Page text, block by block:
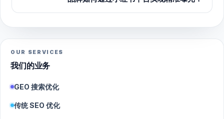
OUR SERVICES
我们的业务
GEO 搜索优化
传统 SEO 优化